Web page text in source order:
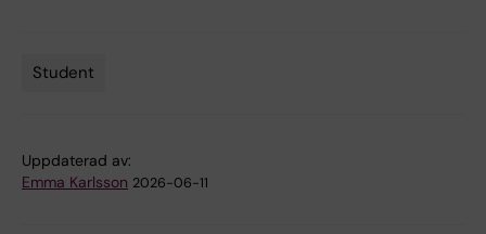
Student
Uppdaterad av:
Emma Karlsson 2026-06-11